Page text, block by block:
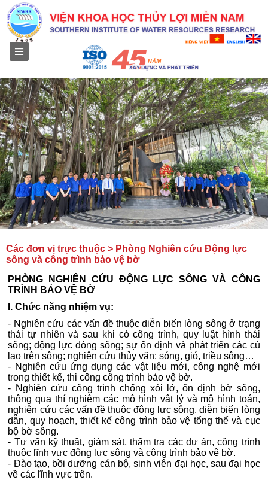
Các đơn vị trực thuộc > Phòng Nghiên cứu Ðộng lực
sông và công trình bảo vệ bờ
PHÒNG NGHIÊN CỨU ĐỘNG LỰC SÔNG VÀ CÔNG
TRÌNH BẢO VỆ BỜ
I. Chức năng nhiệm vụ:
- Nghiên cứu các vấn đề thuộc diễn biến lòng sông ở trạng
thái tự nhiên và sau khi có công trình, quy luật hình thái
sông; động lực dòng sông; sự ổn định và phát triển các cù
lao trên sông; nghiên cứu thủy văn: sóng, gió, triều sông…
- Nghiên cứu ứng dụng các vật liệu mới, công nghệ mới
trong thiết kế, thi công công trình bảo vệ bờ.
- Nghiên cứu công trình chống xói lở, ổn định bờ sông,
thông qua thí nghiệm các mô hình vật lý và mô hình toán,
nghiên cứu các vấn đề thuộc động lực sông, diễn biến lòng
dẫn, quy hoạch, thiết kế công trình bảo vệ tổng thể và cục
bộ bờ sông.
- Tư vấn kỹ thuật, giám sát, thẩm tra các dự án, công trình
thuộc lĩnh vực động lực sông và công trình bảo vệ bờ.
- Đào tạo, bồi dưỡng cán bộ, sinh viên đại học, sau đại học
về các lĩnh vực trên.